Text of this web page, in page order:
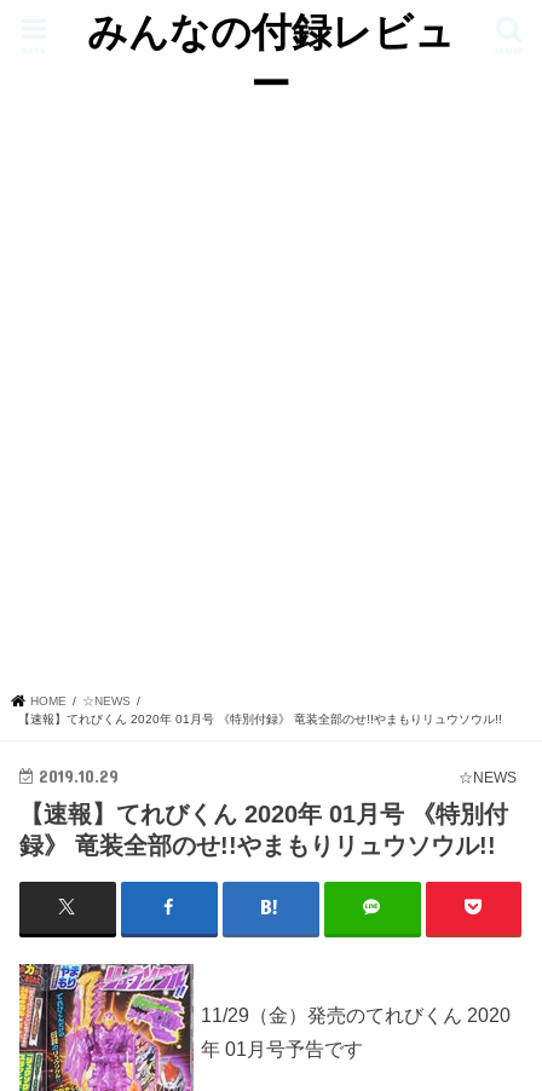
みんなの付録レビュ
ー
HOME
☆NEWS
【速報】てれびくん 2020年 01月号 《特別付録》 竜装全部のせ!!やまもりリュウソウル!!
☆NEWS
2019.10.29
【速報】てれびくん 2020年 01月号 《特別付
録》 竜装全部のせ!!やまもりリュウソウル!!
11/29（金）発売のてれびくん 2020
年 01月号予告です